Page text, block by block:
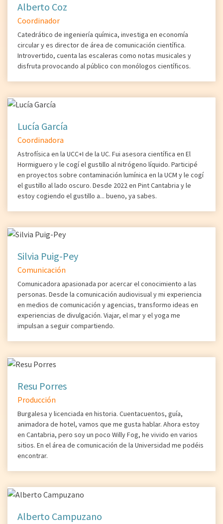
Alberto Coz
Coordinador
Catedrático de ingeniería química, investiga en economía
circular y es director de área de comunicación científica.
Introvertido, cuenta las escaleras como notas musicales y
disfruta provocando al público con monólogos científicos.
Lucía García
Coordinadora
Astrofísica en la UCC+I de la UC. Fui asesora científica en El
Hormiguero y le cogí el gustillo al nitrógeno líquido. Participé
en proyectos sobre contaminación lumínica en la UCM y le cogí
el gustillo al lado oscuro. Desde 2022 en Pint Cantabria y le
estoy cogiendo el gustillo a... bueno, ya sabes.
Silvia Puig-Pey
Comunicación
Comunicadora apasionada por acercar el conocimiento a las
personas. Desde la comunicación audiovisual y mi experiencia
en medios de comunicación y agencias, transformo ideas en
experiencias de divulgación. Viajar, el mar y el yoga me
impulsan a seguir compartiendo.
Resu Porres
Producción
Burgalesa y licenciada en historia. Cuentacuentos, guía,
animadora de hotel, vamos que me gusta hablar. Ahora estoy
en Cantabria, pero soy un poco Willy Fog, he vivido en varios
sitios. En el área de comunicación de la Universidad me podéis
encontrar.
Alberto Campuzano